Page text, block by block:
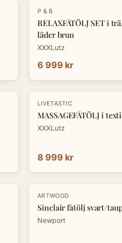
P & B
RELAXFÅTÖLJ SET i
läder brun
XXXLutz
6 999 kr
LIVETASTIC
MASSAGEFÅTÖLJ i
XXXLutz
8 999 kr
ARTWOOD
Sinclair fåtölj svart/
Newport